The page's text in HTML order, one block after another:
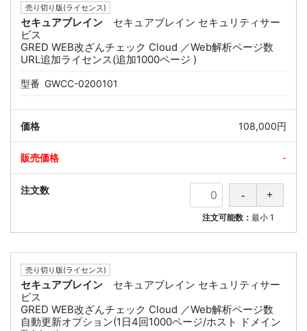
売り切り版(ライセンス)
セキュアブレイン
セキュアブレイン セキュリティサー
ビス
GRED WEB改ざんチェック Cloud ／Web解析ページ数
URL追加ライセンス(追加1000ページ )
型番 GWCC-0200101
108,000円
-
注文可能数：最小 1
売り切り版(ライセンス)
セキュアブレイン
セキュアブレイン セキュリティサー
ビス
GRED WEB改ざんチェック Cloud ／Web解析ページ数
自動更新オプション(1日4回1000ページ/ホスト ドメイン